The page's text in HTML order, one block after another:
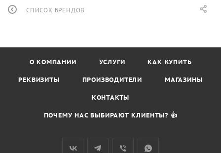
СПИСОК БРЕНДОВ
О КОМПАНИИ УСЛУГИ КАК КУПИТЬ
РЕКВИЗИТЫ ПРОИЗВОДИТЕЛИ МАГАЗИНЫ
КОНТАКТЫ
ПОЧЕМУ НАС ВЫБИРАЮТ КЛИЕНТЫ? 👍